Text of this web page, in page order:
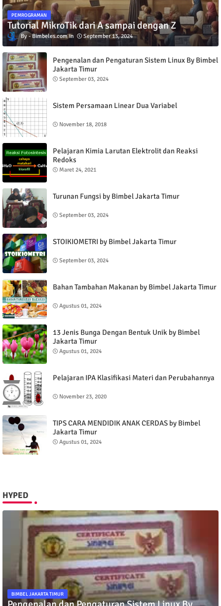
PEMROGRAMAN
Tutorial MikroTik dari A sampai dengan Z
Bimbeles.com September 13, 2024
Pengenalan dan Pengaturan Sistem Linux By Bimbel
Jakarta Timur
September 03, 2024
Sistem Persamaan Linear Dua Variabel
November 18, 2018
Pelajaran Kimia Larutan Elektrolit dan Reaksi
Redoks
Maret 24, 2021
Turunan Fungsi by Bimbel Jakarta Timur
September 03, 2024
STOIKIOMETRI by Bimbel Jakarta Timur
September 03, 2024
Bahan Tambahan Makanan by Bimbel Jakarta Timur
Agustus 01, 2024
13 Jenis Bunga Dengan Bentuk Unik by Bimbel
Jakarta Timur
Agustus 01, 2024
Pelajaran IPA Klasifikasi Materi dan Perubahannya
November 23, 2020
TIPS CARA MENDIDIK ANAK CERDAS by Bimbel
Jakarta Timur
Agustus 01, 2024
HYPED
BIMBEL JAKARTA TIMUR